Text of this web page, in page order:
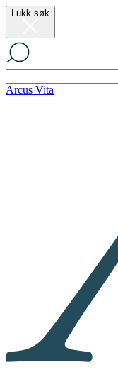
Lukk søk
Arcus Vita